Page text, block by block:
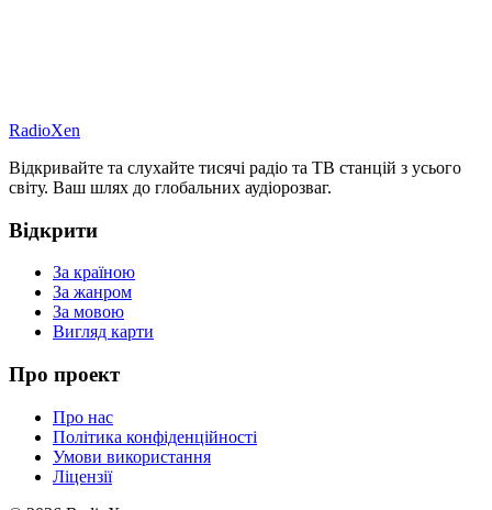
RadioXen
Відкривайте та слухайте тисячі радіо та ТВ станцій з усього
світу. Ваш шлях до глобальних аудіорозваг.
Відкрити
За країною
За жанром
За мовою
Вигляд карти
Про проект
Про нас
Політика конфіденційності
Умови використання
Ліцензії